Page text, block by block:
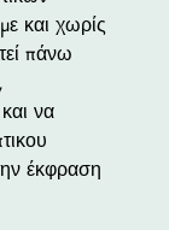
και χωρίς
πάνω
να
έκφραση